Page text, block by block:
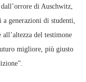
di Auschwitz,
a generazioni di studenti,
del testimone
migliore, più giusto